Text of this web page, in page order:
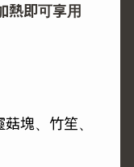
熱即可享用
塊、竹笙、